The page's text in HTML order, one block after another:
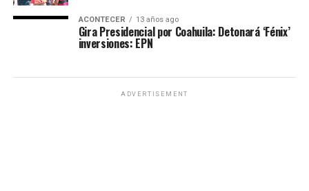
ACONTECER 13 años ago
Gira Presidencial por Coahuila: Detonará ‘Fénix’
inversiones: EPN
ADVERTISEMENT